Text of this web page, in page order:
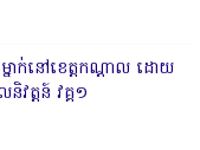
ម្នាក់នៅខេត្តកណ្ដាល ដោយ
និវត្តន៍ វគ្គ១